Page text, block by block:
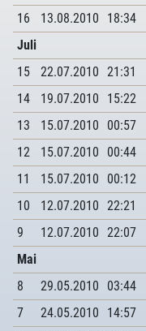
16
13.08.2010 18:34
Juli
15
22.07.2010 21:31
14
19.07.2010 15:22
13
15.07.2010 00:57
12
15.07.2010 00:44
11
15.07.2010 00:12
10
12.07.2010 22:21
9
12.07.2010 22:07
Mai
8
29.05.2010 03:44
7
24.05.2010 14:57